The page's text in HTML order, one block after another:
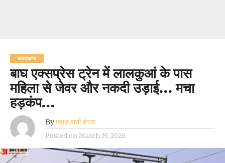
उत्तराखण्ड
बाघ एक्सप्रेस ट्रेन में लालकुआं के पास
महिला से जेवर और नकदी उड़ाई… मचा
हड़कंप…
Byपहाड़ वार्ता डेस्क
Posted on March 19, 2026